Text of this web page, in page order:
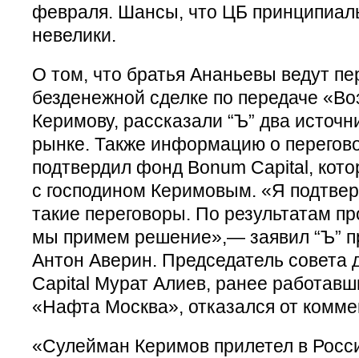
февраля. Шансы, что ЦБ
невелики.
О том, что братья Ананьевы ведут
безденежной сделке по передаче
Керимову, рассказали “Ъ” два
рынке. Также информацию о
подтвердил фонд Bonum Capital,
с господином Керимовым. «Я
такие переговоры. По результатам
мы примем решение»,— заявил “Ъ”
Антон Аверин. Председатель совета
Capital Мурат Алиев, ранее
«Нафта Москва», отказался от
«Сулейман Керимов прилетел в